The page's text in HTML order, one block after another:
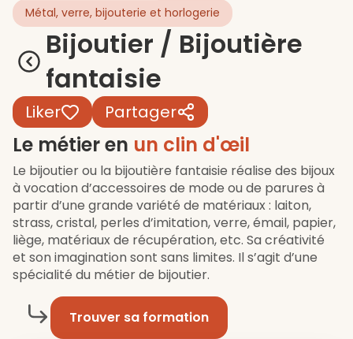
Métal, verre, bijouterie et horlogerie
Bijoutier / Bijoutière
fantaisie
Liker Partager
Le métier en un clin d'œil
Le bijoutier ou la bijoutière fantaisie réalise des bijoux
à vocation d’accessoires de mode ou de parures à
partir d’une grande variété de matériaux : laiton,
strass, cristal, perles d’imitation, verre, émail, papier,
liège, matériaux de récupération, etc. Sa créativité
et son imagination sont sans limites. Il s’agit d’une
spécialité du métier de bijoutier.
Trouver sa formation